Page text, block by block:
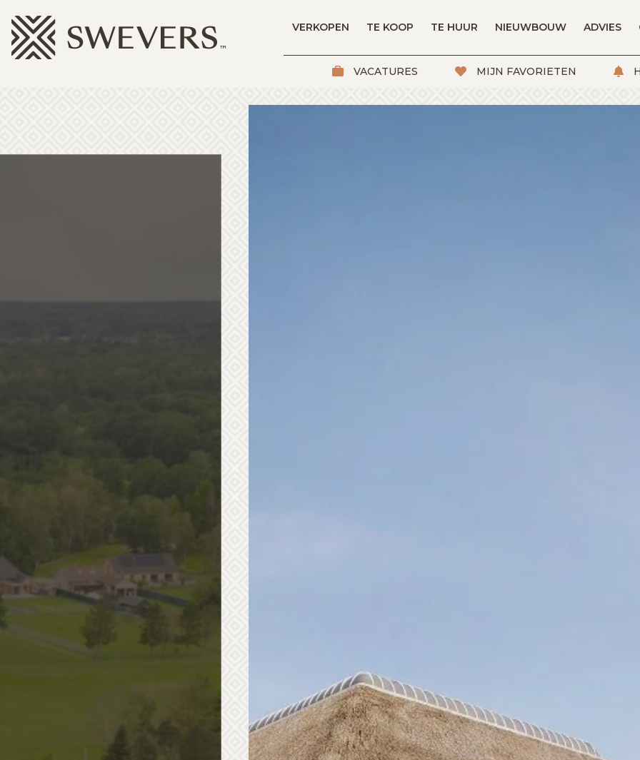
VACATURES MIJN FAVORIETEN
VERKOPEN TE KOOP TE HUUR NIEUWBOUW ADVIES